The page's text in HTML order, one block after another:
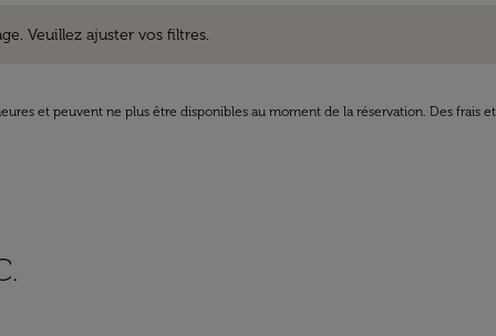
Veuillez ajuster vos filtres.
et peuvent ne plus être disponibles au moment de la réservation. Des frais